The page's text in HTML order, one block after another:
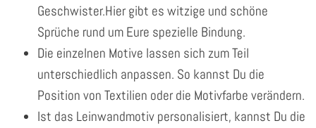
Geschwister.Hier gibt es witzige und schöne
Sprüche rund um Eure spezielle Bindung.
Die einzelnen Motive lassen sich zum Teil
unterschiedlich anpassen. So kannst Du die
Position von Textilien oder die Motivfarbe verändern.
Ist das Leinwandmotiv personalisiert, kannst Du die